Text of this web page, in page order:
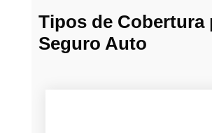
Tipos de Cobertura
Seguro Auto